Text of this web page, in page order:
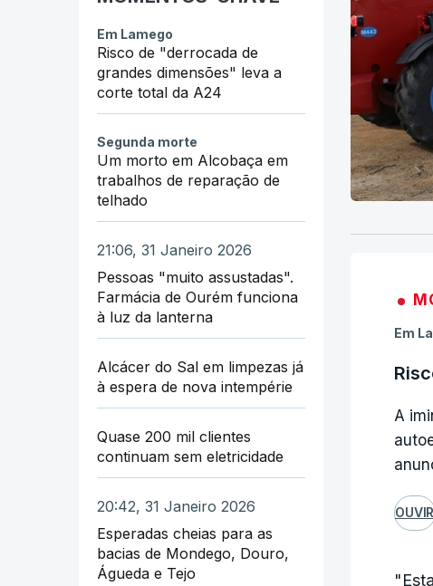
Em Lamego
Risco de "derrocada de
grandes dimensões" leva a
corte total da A24
Segunda morte
Um morto em Alcobaça em
trabalhos de reparação de
telhado
21:06, 31 Janeiro 2026
Pessoas "muito assustadas".
Farmácia de Ourém funciona
à luz da lanterna
Alcácer do Sal em limpezas já
à espera de nova intempérie
Quase 200 mil clientes
continuam sem eletricidade
20:42, 31 Janeiro 2026
Esperadas cheias para as
bacias de Mondego, Douro,
Águeda e Tejo
Em
A
OUVIR